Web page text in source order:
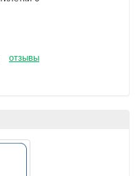
отзывы